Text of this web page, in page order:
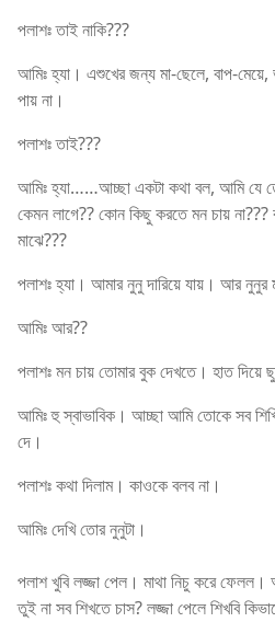
পলাশঃ তাই নাকি???
আমিঃ হ্যা। এশুখের জন্য মা-ছেলে, বাপ-
পায় না।
পলাশঃ তাই???
আমিঃ হ্যা……আচ্ছা একটা কথা বল, আমি যে
কেমন লাগে?? কোন কিছু করতে মন চায় না???
মাঝে???
পলাশঃ হ্যা। আমার নুনু দারিয়ে যায়। আর নুনুর
আমিঃ আর??
পলাশঃ মন চায় তোমার বুক দেখতে। হাত দিয়ে
আমিঃ হু স্বাভাবিক। আচ্ছা আমি তোকে সব
দে।
পলাশঃ কথা দিলাম। কাওকে বলব না।
আমিঃ দেখি তোর নুনুটা।
পলাশ খুবি লজ্জা পেল। মাথা নিচু করে
তুই না সব শিখতে চাস? লজ্জা পেলে শিখবি